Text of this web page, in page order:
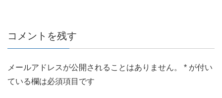
コメントを残す
メールアドレスが公開されることはありません。 * が付い
ている欄は必須項目です